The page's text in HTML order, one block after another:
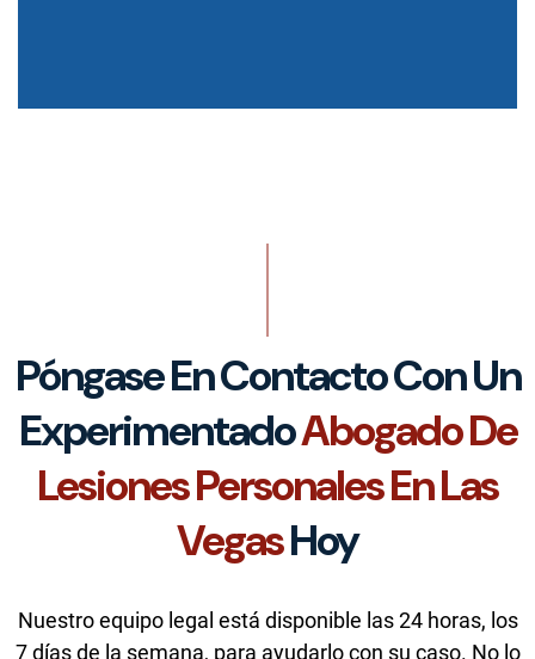
Póngase En Contacto Con Un
ExperimentadoAbogado De
Lesiones Personales En Las
VegasHoy
Nuestro equipo legal está disponible las 24 horas, los
7 días de la semana, para ayudarlo con su caso. No lo